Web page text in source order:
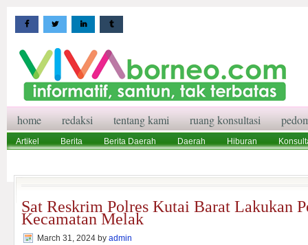
home redaksi tentang kami ruang konsultasi
Artikel Berita Berita Daerah Daerah Hiburan
Sat Reskrim Polres Kutai Barat Lakukan
Kecamatan Melak
March 31, 2024 by admin